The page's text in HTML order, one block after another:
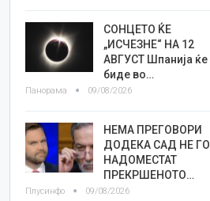
СОНЦЕТО ЌЕ
„ИСЧЕЗНЕ“ НА 12
АВГУСТ Шпанија ќе
биде во…
Панорама 09/08/2026
НЕМА ПРЕГОВОРИ
ДОДЕКА САД НЕ ГО
НАДОМЕСТАТ
ПРЕКРШЕНОТО…
Плусинфо 09/08/2026